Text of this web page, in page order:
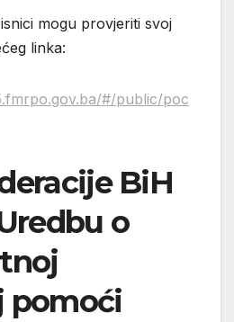
mogu provjeriti svoj
linka:
#/public/poc
BiH
o
pomoći